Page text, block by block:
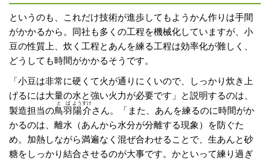
というのも、これだけ技術が進歩してもようかん作りは手間
がかかるから。同社も多くの工程を機械化していますが、小
豆の性質上、炊く工程とあんを練る工程は効率化が難しく、
どうしても時間がかかるそうです。
「小豆は非常に硬くて火が通りにくいので、しっかり炊き上
げるには大量の水と強い火力が必要です」と説明するのは、
製造担当の鳥羽
とば
陽介
ようすけ
さん。「また、あんを練るのに時間がか
かるのは、離水（あんから水分が分離する現象）を防ぐた
め。加熱しながら満遍なく混ぜ合わせることで、生あんと砂
糖をしっかり結合させるのが大事です。かといって練り過ぎ